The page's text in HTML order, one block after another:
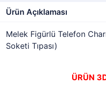
Ürün Açıklaması
Melek Figürlü Telefon
Soketi Tıpası)
ÜRÜN